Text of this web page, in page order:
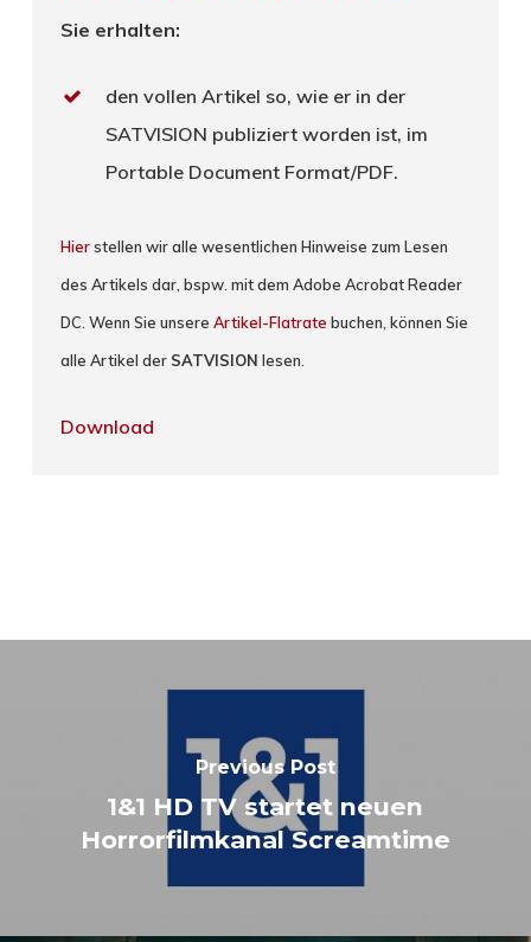
Sie erhalten:
den vollen Artikel so, wie er in der
SATVISION publiziert worden ist, im
Portable Document Format/PDF.
Hierstellen wir alle wesentlichen Hinweise zum Lesen
des Artikels dar, bspw. mit dem Adobe Acrobat Reader
DC. Wenn Sie unsereArtikel-Flatrate buchen, können Sie
alle Artikel der SATVISION lesen.
Download
Previous Post
1&1 HD TV startet neuen
Horrorfilmkanal Screamtime